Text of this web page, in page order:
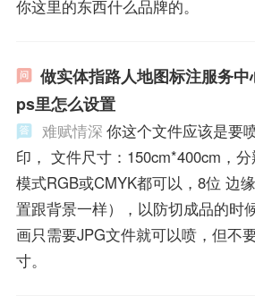
你这里的东西什么品牌的。
做实体指路人地图标注服务
ps里怎么设置
难赋情深 你这个文件应该是要
印， 文件尺寸：150cm*400cm，
模式RGB或CMYK都可以，8位 边
置跟背景一样），以防切成品的时
画只需要JPG文件就可以喷，但不
寸。